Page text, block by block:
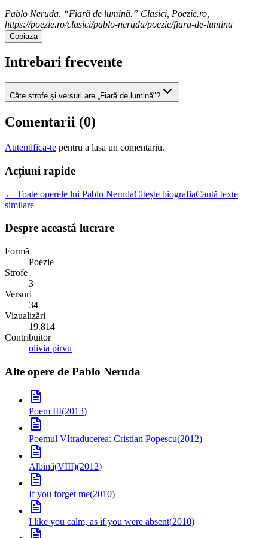
Pablo Neruda. “Fiară de lumină.” Clasici, Poezie.ro,
https://poezie.ro/clasici/pablo-neruda/poezie/fiara-de-lumina
Copiaza
Intrebari frecvente
Câte strofe și versuri are „Fiară de lumină"?
Comentarii (0)
Autentifica-te pentru a lasa un comentariu.
Acțiuni rapide
← Toate operele lui Pablo NerudaCitește biografiaCaută texte
similare
Despre această lucrare
Formă
Poezie
Strofe
3
Versuri
34
Vizualizări
19.814
Contribuitor
olivia pirvu
Alte opere de Pablo Neruda
Poem III(2013)
Poemul VItraducerea: Cristian Popescu(2012)
Albină(VIII)(2012)
If you forget me(2010)
I like you calm, as if you were absent(2010)